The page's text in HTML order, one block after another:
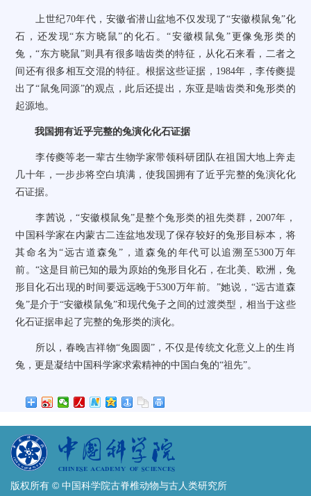
上世纪70年代，安徽省潜山盆地不仅发现了“安徽模鼠兔”化
石，还发现“ 东方晓鼠” 的化石。“安徽模鼠兔” 更像兔形类的
兔，“东方晓鼠”则具有很多啮齿类的特征，从化石来看，二者之
间还有很多相互交混的特征。根据这些证据， 1984年，李传夔提
出了“鼠兔同源”的观点，此后还提出，东亚是啮齿类和兔形类的
起源地。
我国拥有近乎完整的兔演化化石证据
李传夔等老一辈古生物学家带领科研团队在祖国大地上奔走
几十年，一步步将空白填满，使我国拥有了近乎完整的兔演化化
石证据。
李茜说，“安徽模鼠兔”是整个兔形类的祖先类群， 2007年，
中国科学家在内蒙古二连盆地发现了保存较好的兔形目标本，将
其命名为 “远古道森兔”，道森兔的年代可以追溯至5300万年
前。 “这是目前已知的最为原始的兔形目化石，在北美、欧洲，兔
形目化石出现的时间要远远晚于5300万年前。 ”她说， “远古道森
兔”是介于“安徽模鼠兔”和现代兔子之间的过渡类型，相当于这些
化石证据串起了完整的兔形类的演化。
所以，春晚吉祥物“兔圆圆” ，不仅是传统文化意义上的生肖
兔，更是凝结中国科学家求索精神的中国白兔的“祖先”。
版权所有 © 中国科学院古脊椎动物与古人类研究所